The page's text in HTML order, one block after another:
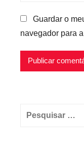
Guardar o
navegador para
Pesquisar